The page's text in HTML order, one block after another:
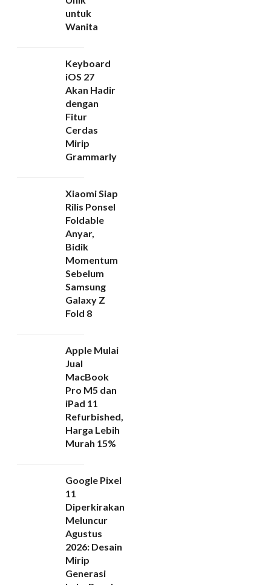
untuk
Wanita
Keyboard
iOS 27
Akan Hadir
dengan
Fitur
Cerdas
Mirip
Grammarly
Xiaomi Siap
Rilis Ponsel
Foldable
Anyar,
Bidik
Momentum
Sebelum
Samsung
Galaxy Z
Fold 8
Apple Mulai
Jual
MacBook
Pro M5 dan
iPad 11
Refurbished,
Harga Lebih
Murah 15%
Google Pixel
11
Diperkirakan
Meluncur
Agustus
2026: Desain
Mirip
Generasi